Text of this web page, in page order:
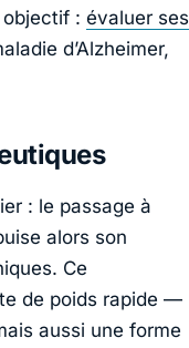
objectif : évaluer ses
d’Alzheimer,
: le passage à
alors son
Ce
de poids rapide —
aussi une forme